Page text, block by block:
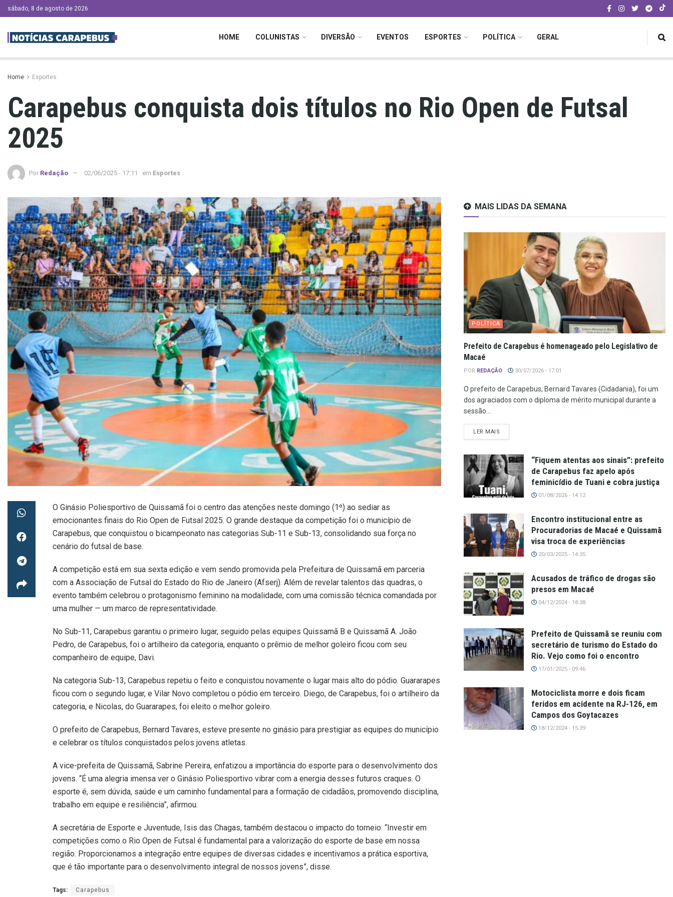
sábado, 8 de agosto de 2026
HOME COLUNISTAS DIVERSÃO EVENTOS ESPORTES POLÍTICA GERAL
Home Esportes
Carapebus conquista dois títulos no Rio Open de Futsal
2025
Por Redação 02/06/2025 - 17:11 em Esportes
O Ginásio Poliesportivo de Quissamã foi o centro das atenções neste domingo (1º) ao sediar as
emocionantes finais do Rio Open de Futsal 2025. O grande destaque da competição foi o município de
Carapebus, que conquistou o bicampeonato nas categorias Sub-11 e Sub-13, consolidando sua força no
cenário do futsal de base.
A competição está em sua sexta edição e vem sendo promovida pela Prefeitura de Quissamã em parceria
com a Associação de Futsal do Estado do Rio de Janeiro (Afserj). Além de revelar talentos das quadras, o
evento também celebrou o protagonismo feminino na modalidade, com uma comissão técnica comandada por
uma mulher — um marco de representatividade.
No Sub-11, Carapebus garantiu o primeiro lugar, seguido pelas equipes Quissamã B e Quissamã A. João
Pedro, de Carapebus, foi o artilheiro da categoria, enquanto o prêmio de melhor goleiro ficou com seu
companheiro de equipe, Davi.
Na categoria Sub-13, Carapebus repetiu o feito e conquistou novamente o lugar mais alto do pódio. Guararapes
ficou com o segundo lugar, e Vilar Novo completou o pódio em terceiro. Diego, de Carapebus, foi o artilheiro da
categoria, e Nicolas, do Guararapes, foi eleito o melhor goleiro.
O prefeito de Carapebus, Bernard Tavares, esteve presente no ginásio para prestigiar as equipes do município
e celebrar os títulos conquistados pelos jovens atletas.
A vice-prefeita de Quissamã, Sabrine Pereira, enfatizou a importância do esporte para o desenvolvimento dos
jovens. “É uma alegria imensa ver o Ginásio Poliesportivo vibrar com a energia desses futuros craques. O
esporte é, sem dúvida, saúde e um caminho fundamental para a formação de cidadãos, promovendo disciplina,
trabalho em equipe e resiliência”, afirmou.
A secretária de Esporte e Juventude, Isis das Chagas, também destacou o impacto do torneio. “Investir em
competições como o Rio Open de Futsal é fundamental para a valorização do esporte de base em nossa
região. Proporcionamos a integração entre equipes de diversas cidades e incentivamos a prática esportiva,
que é tão importante para o desenvolvimento integral de nossos jovens”, disse.
Tags: Carapebus
MAIS LIDAS DA SEMANA
POLÍTICA
Prefeito de Carapebus é homenageado pelo Legislativo de
Macaé
POR REDAÇÃO 30/07/2026 - 17:01
O prefeito de Carapebus, Bernard Tavares (Cidadania), foi um
dos agraciados com o diploma de mérito municipal durante a
sessão...
LER MAIS
“Fiquem atentas aos sinais”: prefeito
de Carapebus faz apelo após
feminicídio de Tuani e cobra justiça
01/08/2026 - 14:12
Encontro institucional entre as
Procuradorias de Macaé e Quissamã
visa troca de experiências
20/03/2025 - 14:35
Acusados de tráfico de drogas são
presos em Macaé
04/12/2024 - 18:38
Prefeito de Quissamã se reuniu com
secretário de turismo do Estado do
Rio. Vejo como foi o encontro
17/01/2025 - 09:46
Motociclista morre e dois ficam
feridos em acidente na RJ-126, em
Campos dos Goytacazes
18/12/2024 - 15:39